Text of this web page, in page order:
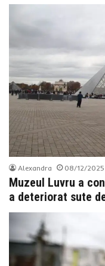
Alexandra 08/12/2025
Muzeul Luvru a
a deteriorat sute